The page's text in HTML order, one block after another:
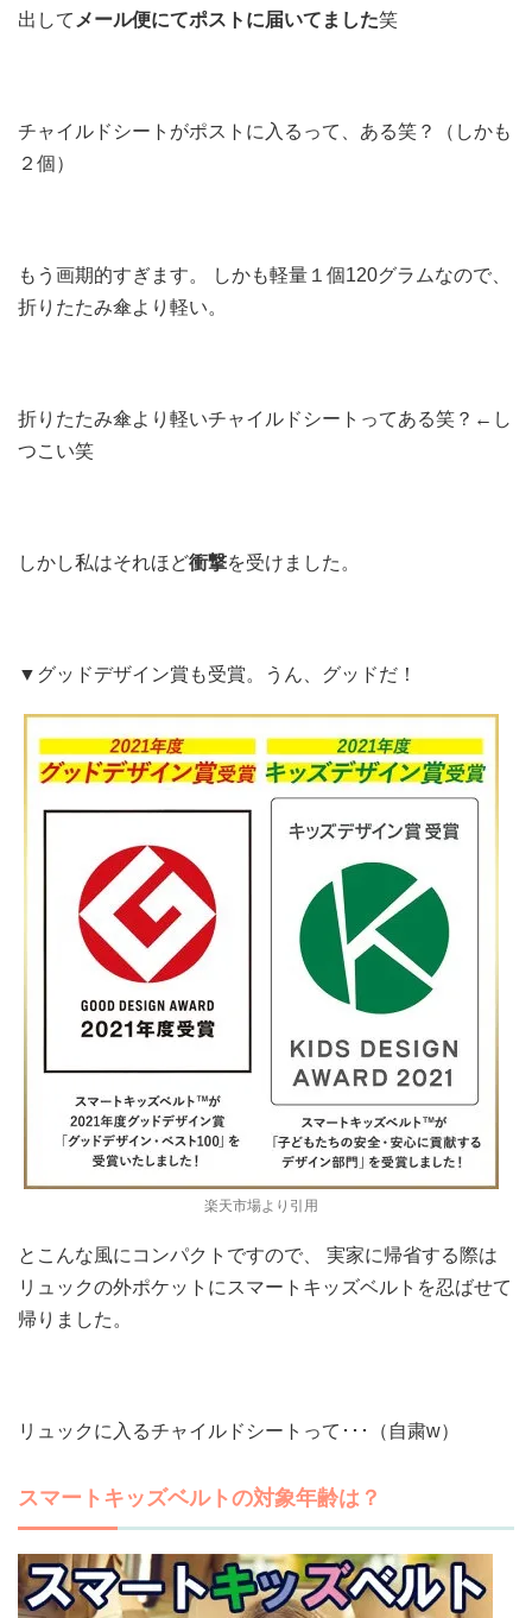
出して メール便にてポストに届いてました笑
チャイルドシートがポストに入るって、ある笑？（しかも
２個）
もう画期的すぎます。 しかも軽量１個120グラムなので、
折りたたみ傘より軽い。
折りたたみ傘より軽いチャイルドシートってある笑？←し
つこい笑
しかし私はそれほど衝撃を受けました。
▼グッドデザイン賞も受賞。うん、グッドだ！
楽天市場より引用
とこんな風にコンパクトですので、 実家に帰省する際は
リュックの外ポケットにスマートキッズベルトを忍ばせて
帰りました。
リュックに入るチャイルドシートって･･･（自粛w）
スマートキッズベルトの対象年齢は？